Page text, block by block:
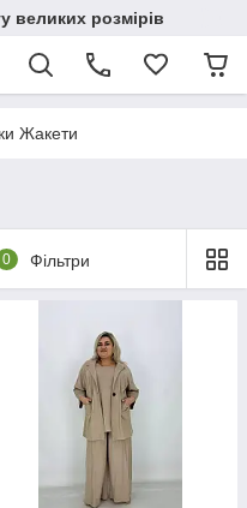
великих розмірів
Жакети
0 Фільтри